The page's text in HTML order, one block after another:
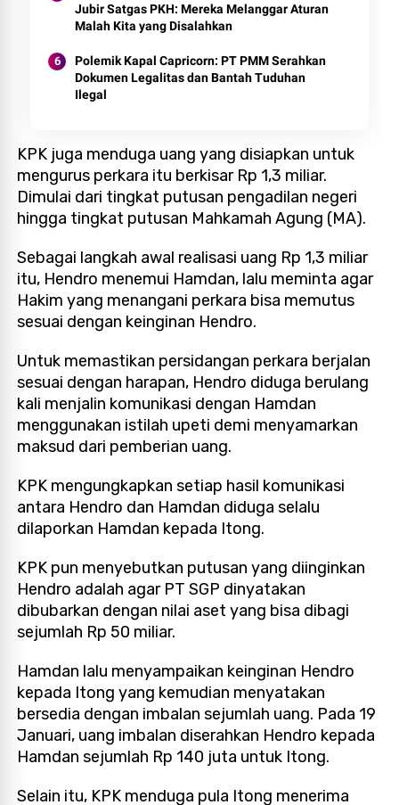
Jubir Satgas PKH: Mereka Melanggar Aturan
Malah Kita yang Disalahkan
Polemik Kapal Capricorn: PT PMM Serahkan
Dokumen Legalitas dan Bantah Tuduhan
Ilegal
KPK juga menduga uang yang disiapkan untuk
mengurus perkara itu berkisar Rp 1,3 miliar.
Dimulai dari tingkat putusan pengadilan negeri
hingga tingkat putusan Mahkamah Agung (MA).
Sebagai langkah awal realisasi uang Rp 1,3 miliar
itu, Hendro menemui Hamdan, lalu meminta agar
Hakim yang menangani perkara bisa memutus
sesuai dengan keinginan Hendro.
Untuk memastikan persidangan perkara berjalan
sesuai dengan harapan, Hendro diduga berulang
kali menjalin komunikasi dengan Hamdan
menggunakan istilah upeti demi menyamarkan
maksud dari pemberian uang.
KPK mengungkapkan setiap hasil komunikasi
antara Hendro dan Hamdan diduga selalu
dilaporkan Hamdan kepada Itong.
KPK pun menyebutkan putusan yang diinginkan
Hendro adalah agar PT SGP dinyatakan
dibubarkan dengan nilai aset yang bisa dibagi
sejumlah Rp 50 miliar.
Hamdan lalu menyampaikan keinginan Hendro
kepada Itong yang kemudian menyatakan
bersedia dengan imbalan sejumlah uang. Pada 19
Januari, uang imbalan diserahkan Hendro kepada
Hamdan sejumlah Rp 140 juta untuk Itong.
Selain itu, KPK menduga pula Itong menerima